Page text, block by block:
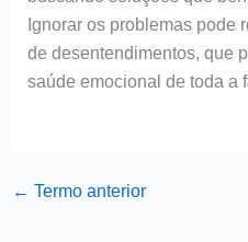
Ignorar os problemas pode
de desentendimentos, que
saúde emocional de toda a
← Termo anterior